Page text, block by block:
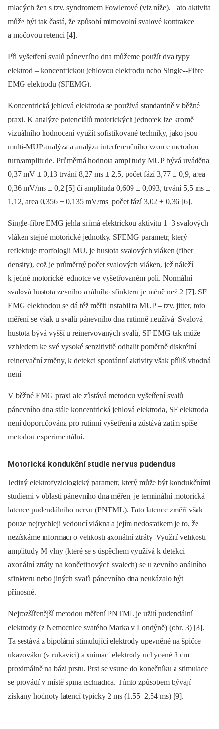
mladých žen s tzv. syndromem Fowlerové (viz níže). Tato aktivita
může být tak častá, že způsobí mimovolní svalové kontrakce
a močovou retenci [4].
Při vyšetření svalů pánevního dna můžeme použít dva typy
elektrod –⁠ koncentrickou jehlovou elektrodu nebo Single--Fibre
EMG elektrodu (SFEMG).
Koncentrická jehlová elektroda se používá standardně v běžné
praxi. K analýze potenciálů motorických jednotek lze kromě
vizuálního hodnocení využít sofistikované techniky, jako jsou
multi-MUP analýza a analýza interferenčního vzorce metodou
turn/amplitude. Průměrná hodnota amplitudy MUP bývá uváděna
0,37 mV ± 0,13 trvání 8,27 ms ± 2,5, počet fází 3,77 ± 0,9, area
0,36 mV/ms ± 0,2 [5] či amplituda 0,609 ± 0,093, trvání 5,5 ms ±
1,12, area 0,356 ± 0,135 mV/ms, počet fází 3,02 ± 0,36 [6].
Single-fibre EMG jehla snímá elektrickou aktivitu 1–3 svalových
vláken stejné motorické jednotky. SFEMG parametr, který
reflektuje morfologii MU, je hustota svalových vláken (fiber
density), což je průměrný počet svalových vláken, jež náleží
k jedné motorické jednotce ve vyšetřovaném poli. Normální
svalová hustota zevního análního sfinkteru je méně než 2 [7]. SF
EMG elektrodou se dá též měřit instabilita MUP –⁠ tzv. jitter, toto
měření se však u svalů pánevního dna rutinně ne­užívá. Svalová
hustota bývá vyšší u reinervovaných svalů, SF EMG tak může
vzhledem ke své vysoké senzitivitě odhalit poměrně diskrétní
reinervační změny, k detekci spontánní aktivity však příliš vhodná
není.
V běžné EMG praxi ale zůstává metodou vyšetření svalů
pánevního dna stále koncentrická jehlová elektroda, SF elektroda
není doporučována pro rutinní vyšetření a zůstává zatím spíše
metodou experimentální.
Motorická kondukční studie nervus pudendus
Jediný elektrofyziologický parametr, který může být kondukčními
studiemi v oblasti pánevního dna měřen, je terminální motorická
latence pudendálního nervu (PNTML). Tato latence změří však
pouze nejrychleji vedoucí vlákna a jejím nedostatkem je to, že
nezískáme informaci o velikosti axonální ztráty. Využití velikosti
amplitudy M vlny (které se s úspěchem využívá k detekci
axonální ztráty na končetinových svalech) se u zevního análního
sfinkteru nebo jiných svalů pánevního dna neukázalo být
přínosné.
Nejrozšířenější metodou měření PNTML je užití pudendální
elektrody (z Nemocnice svatého Marka v Londýně) (obr. 3) [8].
Ta sestává z bipolární stimulující elektrody upevněné na špičce
ukazováku (v rukavici) a snímací elektrody uchycené 8 cm
proximálně na bázi prstu. Prst se vsune do konečníku a stimulace
se provádí v místě spina ischiadica. Tímto způsobem bývají
získány hodnoty latencí typicky 2 ms (1,55–2,54 ms) [9].